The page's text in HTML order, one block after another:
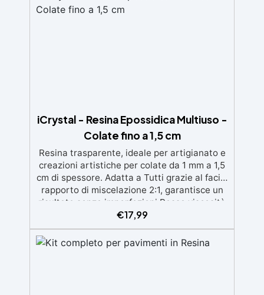
iCrystal - Resina Epossidica Multiuso -
Colate fino a 1,5 cm
Resina trasparente, ideale per artigianato e
creazioni artistiche per colate da 1 mm a 1,5
cm di spessore. Adatta a Tutti grazie al facile
rapporto di miscelazione 2:1, garantisce un
risultato senza imperfezioni Bassa viscosità
per colate senza bolle, compatibile con
legno, silicone, vetro, metallo e altri
materiali. Certificata post-catalisi atossica e
sicura per il contatto con la pelle, Bpa Free e
€17,99